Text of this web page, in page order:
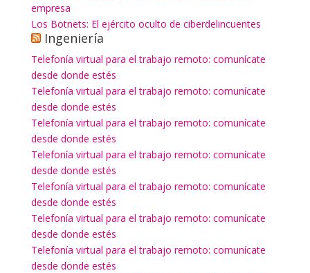
empresa
Los Botnets: El ejército oculto de ciberdelincuentes
Ingeniería
Telefonía virtual para el trabajo remoto: comunícate
desde donde estés
Telefonía virtual para el trabajo remoto: comunícate
desde donde estés
Telefonía virtual para el trabajo remoto: comunícate
desde donde estés
Telefonía virtual para el trabajo remoto: comunícate
desde donde estés
Telefonía virtual para el trabajo remoto: comunícate
desde donde estés
Telefonía virtual para el trabajo remoto: comunícate
desde donde estés
Telefonía virtual para el trabajo remoto: comunícate
desde donde estés